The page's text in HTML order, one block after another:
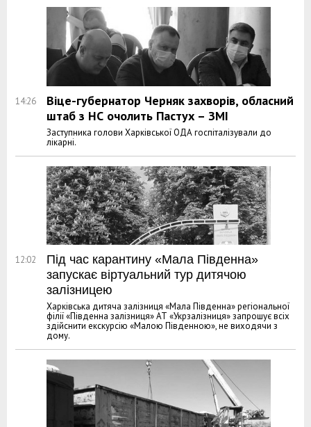
14:26
Віце-губернатор Черняк захворів, обласний
штаб з НС очолить Пастух – ЗМІ
Заступника голови Харківської ОДА госпіталізували до
лікарні.
12:02
Під час карантину «Мала Південна»
запускає віртуальний тур дитячою
залізницею
Харківська дитяча залізниця «Мала Південна» регіональної
філії «Південна залізниця» АТ «Укрзалізниця» запрошує всіх
здійснити екскурсію «Малою Південною», не виходячи з
дому.